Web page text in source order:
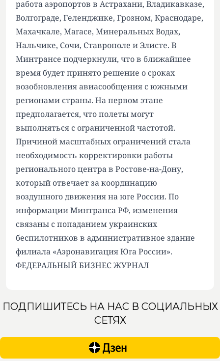
работа аэропортов в Астрахани, Владикавказе,
Волгограде, Геленджике, Грозном, Краснодаре,
Махачкале, Магасе, Минеральных Водах,
Нальчике, Сочи, Ставрополе и Элисте. В
Минтрансе подчеркнули, что в ближайшее
время будет принято решение о сроках
возобновления авиасообщения с южными
регионами страны. На первом этапе
предполагается, что полеты могут
выполняться с ограниченной частотой.
Причиной масштабных ограничений стала
необходимость корректировки работы
регионального центра в Ростове-на-Дону,
который отвечает за координацию
воздушного движения на юге России. По
информации Минтранса РФ, изменения
связаны с попаданием украинских
беспилотников в административное здание
филиала «Аэронавигация Юга России».
ФЕДЕРАЛЬНЫЙ БИЗНЕС ЖУРНАЛ
ПОДПИШИТЕСЬ НА НАС В СОЦИАЛЬНЫХ
СЕТЯХ